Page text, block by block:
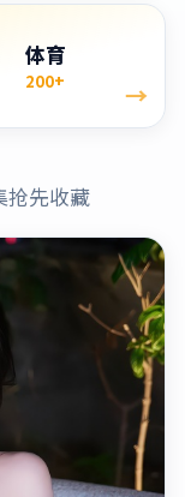
体育
200+ →
抢先收藏